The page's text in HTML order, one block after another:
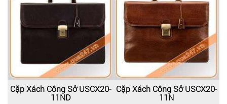
Cặp Xách Công Sở USCX20-
11ND
Cặp Xách Công Sở USCX20-
11N